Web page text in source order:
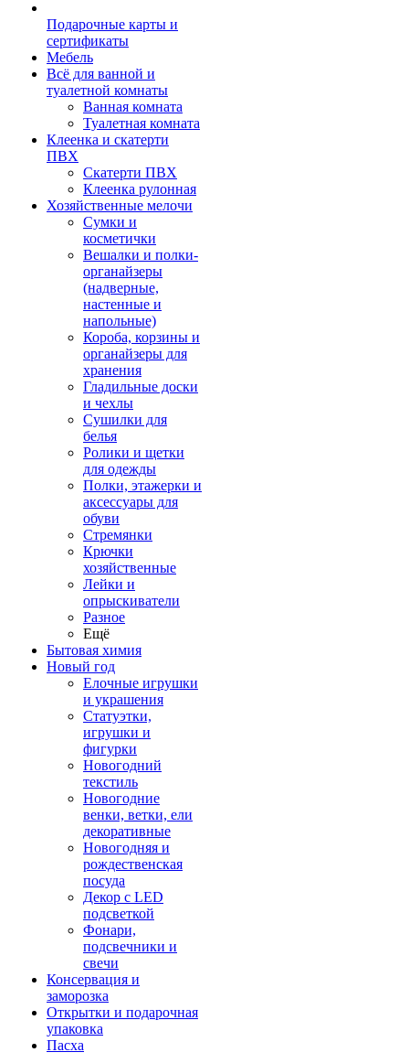
Подарочные карты и
сертификаты
Мебель
Всё для ванной и
туалетной комнаты
Ванная комната
Туалетная комната
Клеенка и скатерти
ПВХ
Скатерти ПВХ
Клеенка рулонная
Хозяйственные мелочи
Сумки и
косметички
Вешалки и полки-
органайзеры
(надверные,
настенные и
напольные)
Короба, корзины и
органайзеры для
хранения
Гладильные доски
и чехлы
Сушилки для
белья
Ролики и щетки
для одежды
Полки, этажерки и
аксессуары для
обуви
Стремянки
Крючки
хозяйственные
Лейки и
опрыскиватели
Разное
Ещё
Бытовая химия
Новый год
Елочные игрушки
и украшения
Статуэтки,
игрушки и
фигурки
Новогодний
текстиль
Новогодние
венки, ветки, ели
декоративные
Новогодняя и
рождественская
посуда
Декор с LED
подсветкой
Фонари,
подсвечники и
свечи
Консервация и
заморозка
Открытки и подарочная
упаковка
Пасха